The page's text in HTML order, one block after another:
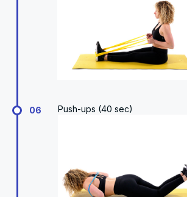
06 Push-ups (40 sec)